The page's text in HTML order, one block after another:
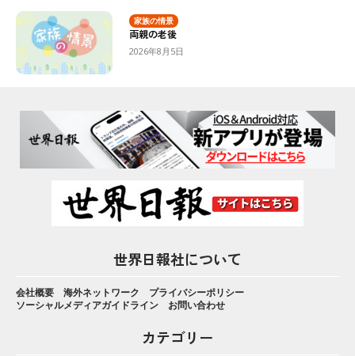
家族の情景
両親の老後
2026年8月5日
世界日報社について
会社概要 海外ネットワーク
プライバシーポリシー
ソーシャルメディアガイドライン
お問い合わせ
カテゴリー